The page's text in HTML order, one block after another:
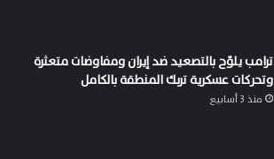
ترامب يلوّح بالتصعيد ضد إيران ومفاوضات متعثرة
وتحركات عسكرية تربك المنطقة بالكامل
منذ 3 أسابيع